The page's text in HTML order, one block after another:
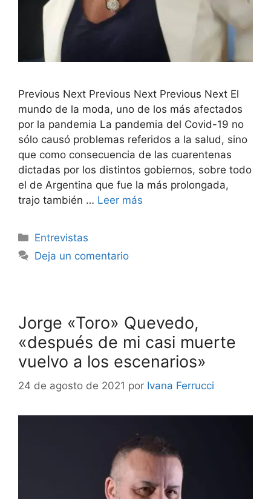
Previous Next Previous Next Previous Next El
mundo de la moda, uno de los más afectados
por la pandemia La pandemia del Covid-19 no
sólo causó problemas referidos a la salud, sino
que como consecuencia de las cuarentenas
dictadas por los distintos gobiernos, sobre todo
el de Argentina que fue la más prolongada,
trajo también … Leer más
Entrevistas
Deja un comentario
Jorge «Toro» Quevedo,
«después de mi casi muerte
vuelvo a los escenarios»
24 de agosto de 2021 por Ivana Ferrucci